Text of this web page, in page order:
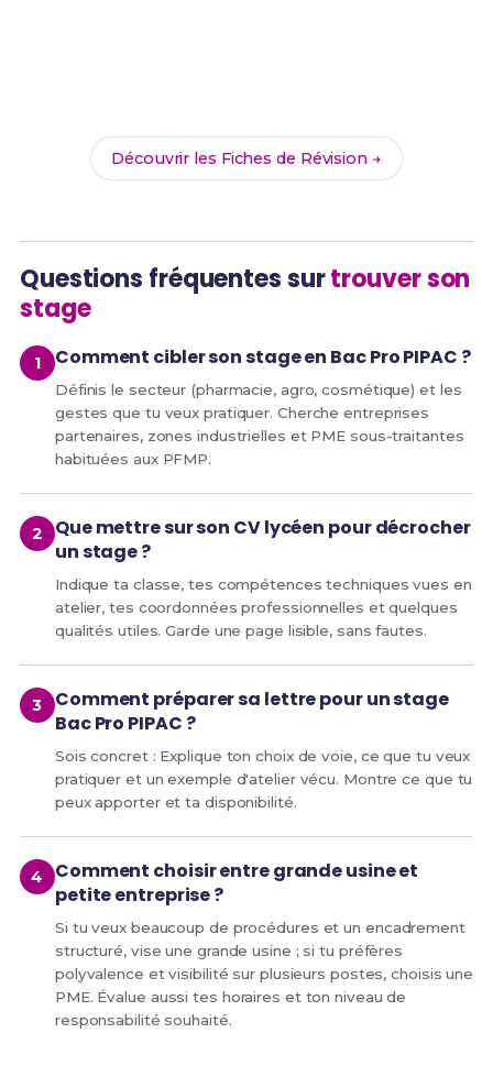
Découvrir les Fiches de Révision →
Questions fréquentes surtrouver son
stage
Comment cibler son stage en Bac Pro PIPAC ?
Définis le secteur (pharmacie, agro, cosmétique) et les
gestes que tu veux pratiquer. Cherche entreprises
partenaires, zones industrielles et PME sous-traitantes
habituées aux PFMP.
Que mettre sur son CV lycéen pour décrocher
un stage ?
Indique ta classe, tes compétences techniques vues en
atelier, tes coordonnées professionnelles et quelques
qualités utiles. Garde une page lisible, sans fautes.
Comment préparer sa lettre pour un stage
Bac Pro PIPAC ?
Sois concret : Explique ton choix de voie, ce que tu veux
pratiquer et un exemple d'atelier vécu. Montre ce que tu
peux apporter et ta disponibilité.
Comment choisir entre grande usine et
petite entreprise ?
Si tu veux beaucoup de procédures et un encadrement
structuré, vise une grande usine ; si tu préfères
polyvalence et visibilité sur plusieurs postes, choisis une
PME. Évalue aussi tes horaires et ton niveau de
responsabilité souhaité.